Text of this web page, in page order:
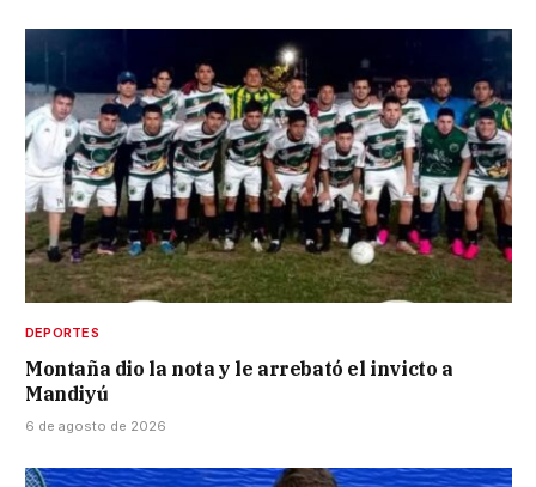
DEPORTES
Montaña dio la nota y le arrebató el invicto a
Mandiyú
6 de agosto de 2026